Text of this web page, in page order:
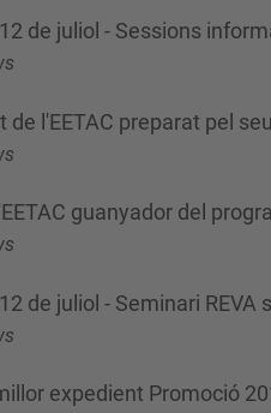
de juliol - Sessions
de l'EETAC preparat pel
guanyador del
de juliol - Seminari
expedient Promoció